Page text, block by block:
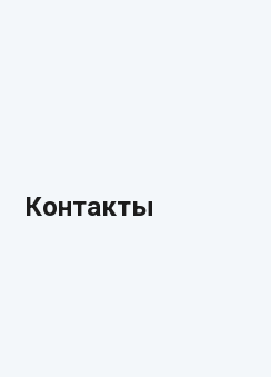
Контакты